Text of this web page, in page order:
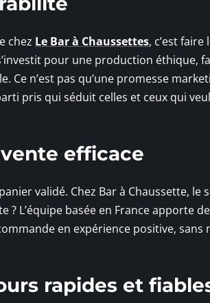
chez Le Bar à Chaussettes, c’est
pour une production éthique,
Ce n’est pas qu’une promesse
pris qui séduit celles et ceux qui
efficace
validé. Chez Bar à Chaussette, le
? L’équipe basée en France apporte
en expérience positive,
rapides et